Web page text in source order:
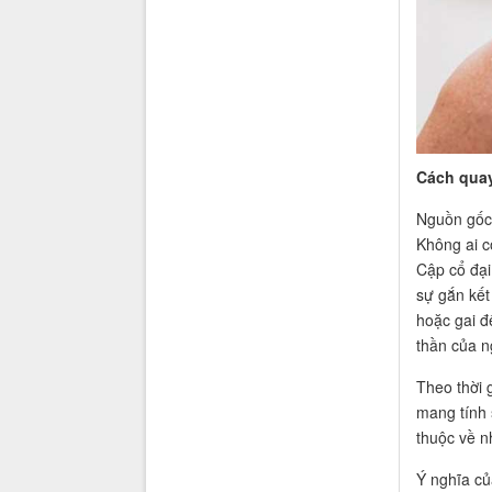
Cách
Nguồn
Không ai
Cập cổ
sự gắn
hoặc gai
thần của
Theo thời
mang tính
thuộc về
Ý nghĩa